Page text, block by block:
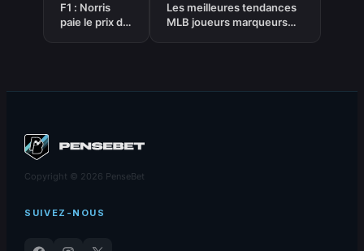
F1 : Norris
paie le prix de
Les meilleures tendances
MLB joueurs marqueurs
Copyright © 2026 PenseBet
SUIVEZ-NOUS